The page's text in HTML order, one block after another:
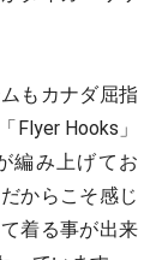
もカナダ屈指
Flyer Hooks」
編み上げてお
からこそ感じ
着る事が出来